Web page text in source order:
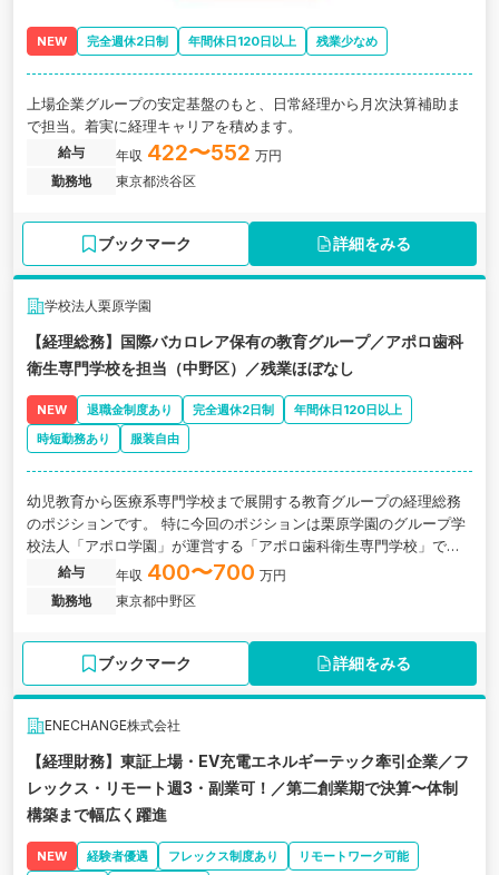
NEW 完全週休2日制 年間休日120日以上 残業少なめ
上場企業グループの安定基盤のもと、日常経理から月次決算補助ま
で担当。着実に経理キャリアを積めます。
給与 年収 422〜552 万円
勤務地
東京都渋谷区
ブックマーク 詳細をみる
学校法人栗原学園
【経理総務】国際バカロレア保有の教育グループ／アポロ歯科
衛生専門学校を担当（中野区）／残業ほぼなし
NEW 退職金制度あり 完全週休2日制
年間休日120日以上
時短勤務あり
服装自由
幼児教育から医療系専門学校まで展開する教育グループの経理総務
のポジションです。 特に今回のポジションは栗原学園のグループ学
校法人「アポロ学園」が運営する「アポロ歯科衛生専門学校」での
経理業務となります。
給与 年収 400〜700 万円
勤務地
東京都中野区
ブックマーク 詳細をみる
ENECHANGE株式会社
【経理財務】東証上場・EV充電エネルギーテック牽引企業／フ
レックス・リモート週3・副業可！／第二創業期で決算〜体制
構築まで幅広く躍進
NEW 経験者優遇 フレックス制度あり リモートワーク可能